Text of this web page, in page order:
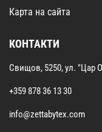
Карта на сайта
КОНТАКТИ
Свищов, 5250, ул. "Цар
+359 878 36 13 30
info@zettabytex.com